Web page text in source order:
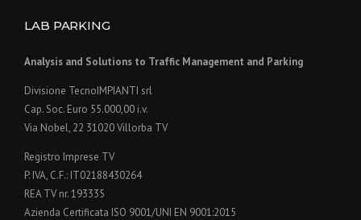
LAB PARKING
Analysis and Solutions to Traffic Management and Parking
Divisione TecnoIMPIANTI srl
Cap. Soc. Euro 55.000,00 i.v.
Via Nobel, 22 31020 Villorba TV
Registro Imprese TV
P. IVA, C.F.: IT02188430264
REA TV nr. 193335
Azienda Certificata ISO 9001/UNI EN 9001:2015